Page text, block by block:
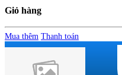
Giỏ hàng
Mua thêm Thanh toán